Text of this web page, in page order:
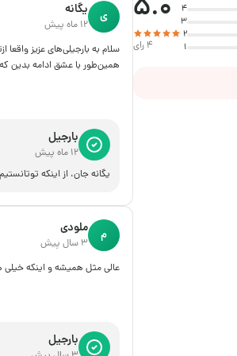
4
3
2
1
5.0
4 رای
یگانه
12 ماه پیش ی
سلام به بارجیلی‌های عزیز
همین‌طور با عشق ادامه بدین
بارجیل
12 ماه پیش
یگانه جان، از اینکه
ملودی
3 سال پیش م
عالی مثل همیشه و اینکه
بارجیل